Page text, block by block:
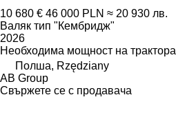
10 680 € 46 000 PLN ≈ 20 930 лв.
Валяк тип "Кембридж"
2026
Необходима мощност на трактора
Полша, Rzędziany
AB Group
Свържете се с продавача